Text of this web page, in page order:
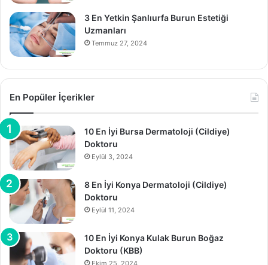
3 En Yetkin Şanlıurfa Burun Estetiği
Uzmanları
Temmuz 27, 2024
En Popüler İçerikler
10 En İyi Bursa Dermatoloji (Cildiye)
Doktoru
Eylül 3, 2024
8 En İyi Konya Dermatoloji (Cildiye)
Doktoru
Eylül 11, 2024
10 En İyi Konya Kulak Burun Boğaz
Doktoru (KBB)
Ekim 25, 2024